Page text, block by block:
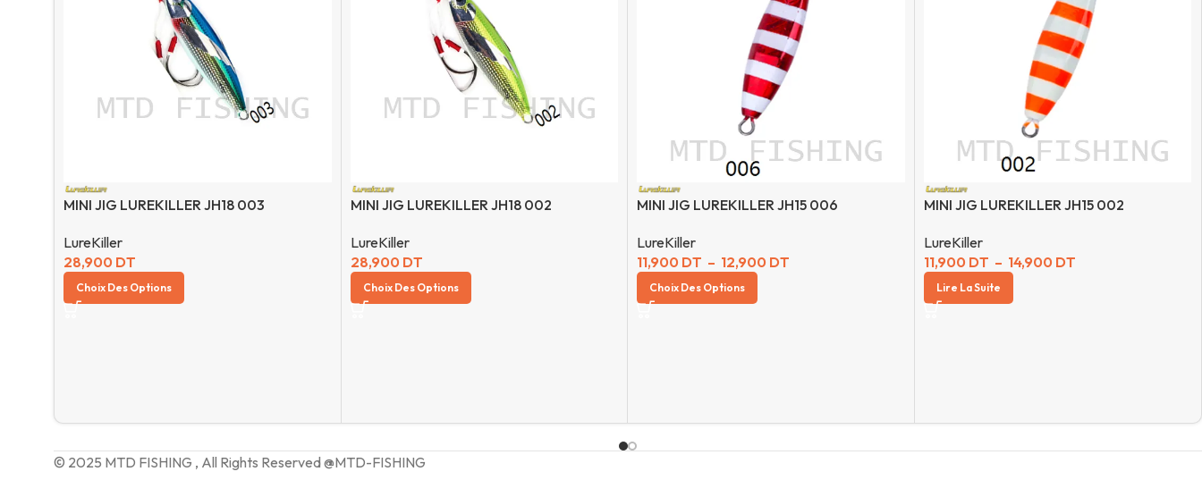
MINI JIG LUREKILLER JH18 003
LureKiller
28,900 DT
Choix Des Options
MINI JIG LUREKILLER JH18 002
LureKiller
28,900 DT
Choix Des Options
MINI JIG LUREKILLER JH15 006
LureKiller
11,900 DT – 12,900 DT
Choix Des Options
MINI JIG LUREKILLER JH15 002
LureKiller
11,900 DT – 14,900 DT
Lire La Suite
© 2025 MTD FISHING , All Rights Reserved @MTD-FISHING